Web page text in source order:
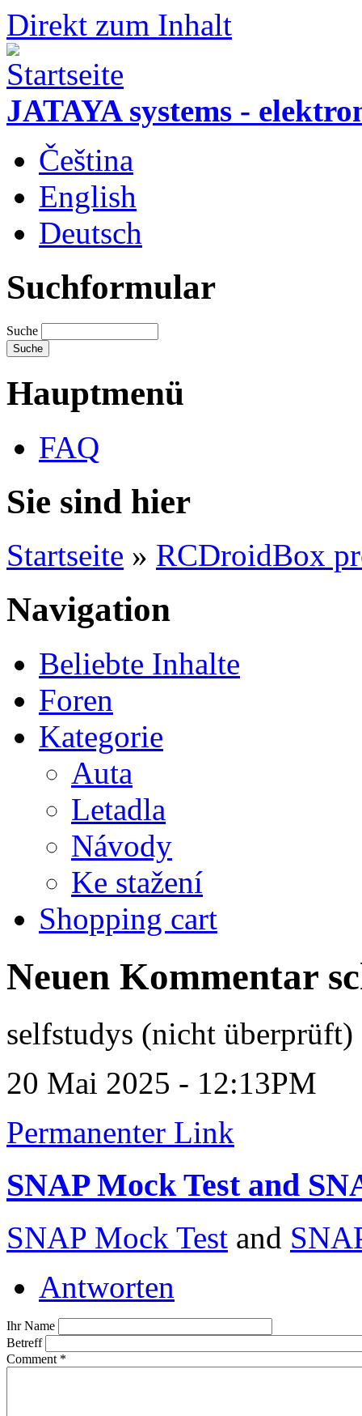
Direkt zum Inhalt
JATAYA systems -
Čeština
English
Deutsch
Suchformular
Suche
Hauptmenü
FAQ
Sie sind hier
Startseite » RCDroidBox
Navigation
Beliebte Inhalte
Foren
Kategorie
Auta
Letadla
Návody
Ke stažení
Shopping cart
Neuen Kommentar
selfstudys (nicht überprüft)
20 Mai 2025 - 12:13PM
Permanenter Link
SNAP Mock Test and
SNAP Mock Test and
Antworten
Ihr Name
Betreff
Comment *